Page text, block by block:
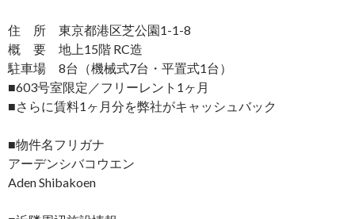
住 所 東京都港区芝公園1-1-8
概 要 地上15階 RC造
駐車場 8台（機械式7台・平置式1台）
■603号室限定／フリーレント1ヶ月
■さらに賃料1ヶ月分を弊社がキャッシュバック
■物件名フリガナ
アーデンシバコウエン
Aden Shibakoen